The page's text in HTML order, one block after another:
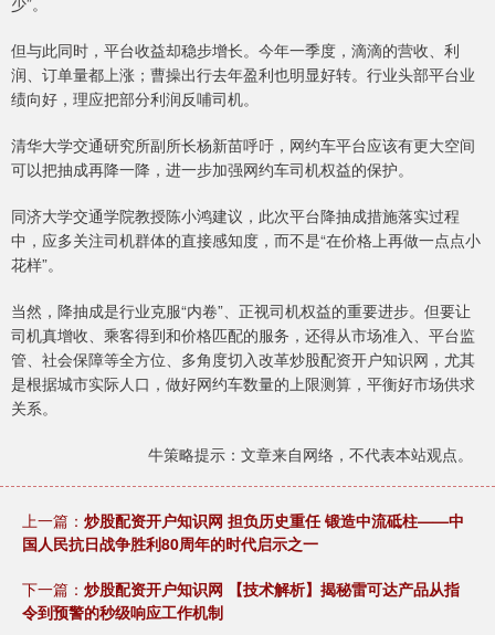
但与此同时，平台收益却稳步增长。今年一季度，滴滴的营收、利
润、订单量都上涨；曹操出行去年盈利也明显好转。行业头部平台业
绩向好，理应把部分利润反哺司机。
清华大学交通研究所副所长杨新苗呼吁，网约车平台应该有更大空间
可以把抽成再降一降，进一步加强网约车司机权益的保护。
同济大学交通学院教授陈小鸿建议，此次平台降抽成措施落实过程
中，应多关注司机群体的直接感知度，而不是“在价格上再做一点点小
花样”。
当然，降抽成是行业克服“内卷”、正视司机权益的重要进步。但要让
司机真增收、乘客得到和价格匹配的服务，还得从市场准入、平台监
管、社会保障等全方位、多角度切入改革炒股配资开户知识网，尤其
是根据城市实际人口，做好网约车数量的上限测算，平衡好市场供求
关系。
牛策略提示：文章来自网络，不代表本站观点。
上一篇： 炒股配资开户知识网 担负历史重任 锻造中流砥柱——中
国人民抗日战争胜利80周年的时代启示之一
下一篇： 炒股配资开户知识网 【技术解析】揭秘雷可达产品从指
令到预警的秒级响应工作机制